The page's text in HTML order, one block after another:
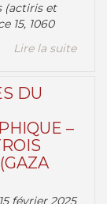
(actiris et
15, 1060
Lire la suite
DU
–
février 2025